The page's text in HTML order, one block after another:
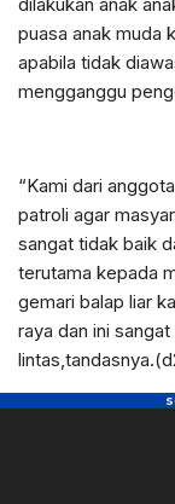
dilakukan anak
puasa anak muda
apabila tidak
mengganggu
“Kami dari
patroli agar
sangat tidak baik
terutama kepada
gemari balap liar
raya dan ini